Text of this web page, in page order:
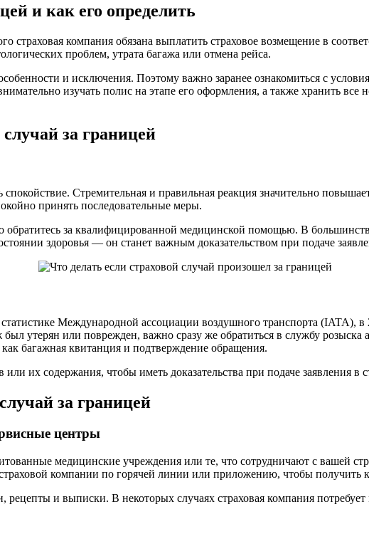
и как его определить
страховая компания обязана выплатить страховое возмещение в
проблем, утрата багажа или отмена рейса.
и исключения. Поэтому важно заранее ознакомиться с
изучать полис на этапе его оформления, а также хранить
за границей
Стремительная и правильная реакция значительно
принять последовательные меры.
обратитесь за квалифицированной медицинской помощью. В
здоровья — он станет важным доказательством при подаче
Международной ассоциации воздушного транспорта (IATA),
утерян или поврежден, важно сразу же обратиться в службу
багажная квитанция и подтверждение обращения.
их содержания, чтобы иметь доказательства при подаче заявления в
за границей
центры
медицинские учреждения или те, что сотрудничают с вашей
страховой компании по горячей линии или приложению, чтобы
рецепты и выписки. В некоторых случаях страховая компания